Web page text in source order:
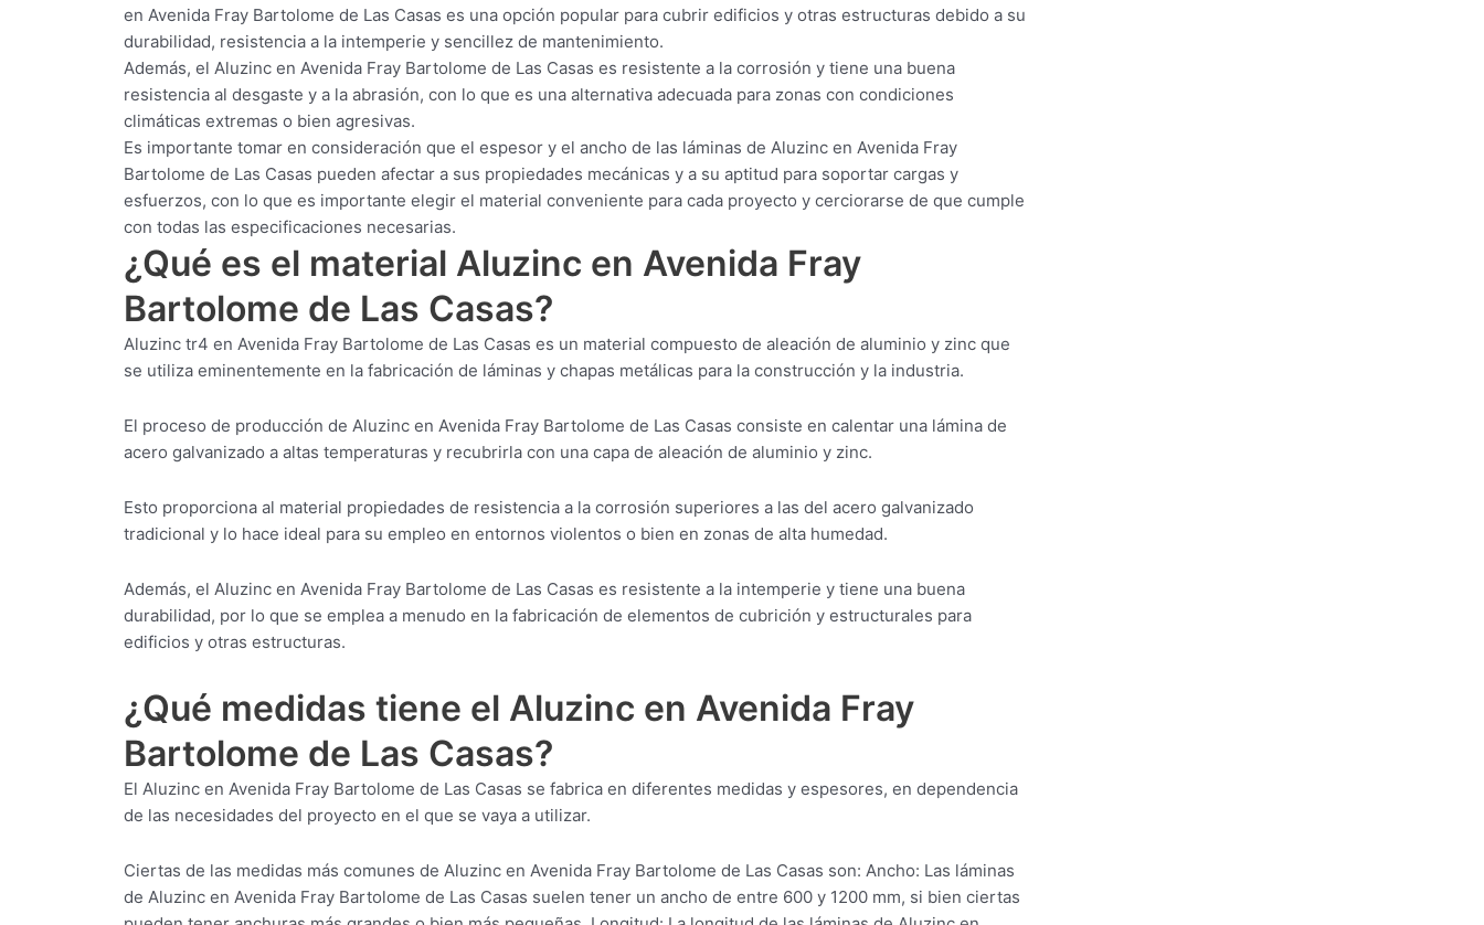
en Avenida Fray Bartolome de Las Casas es una opción popular para cubrir edificios y otras estructuras debido a su
durabilidad, resistencia a la intemperie y sencillez de mantenimiento.
Además, el Aluzinc en Avenida Fray Bartolome de Las Casas es resistente a la corrosión y tiene una buena
resistencia al desgaste y a la abrasión, con lo que es una alternativa adecuada para zonas con condiciones
climáticas extremas o bien agresivas.
Es importante tomar en consideración que el espesor y el ancho de las láminas de Aluzinc en Avenida Fray
Bartolome de Las Casas pueden afectar a sus propiedades mecánicas y a su aptitud para soportar cargas y
esfuerzos, con lo que es importante elegir el material conveniente para cada proyecto y cerciorarse de que cumple
con todas las especificaciones necesarias.
¿Qué es el material Aluzinc en Avenida Fray
Bartolome de Las Casas?
Aluzinc tr4 en Avenida Fray Bartolome de Las Casas es un material compuesto de aleación de aluminio y zinc que
se utiliza eminentemente en la fabricación de láminas y chapas metálicas para la construcción y la industria.
El proceso de producción de Aluzinc en Avenida Fray Bartolome de Las Casas consiste en calentar una lámina de
acero galvanizado a altas temperaturas y recubrirla con una capa de aleación de aluminio y zinc.
Esto proporciona al material propiedades de resistencia a la corrosión superiores a las del acero galvanizado
tradicional y lo hace ideal para su empleo en entornos violentos o bien en zonas de alta humedad.
Además, el Aluzinc en Avenida Fray Bartolome de Las Casas es resistente a la intemperie y tiene una buena
durabilidad, por lo que se emplea a menudo en la fabricación de elementos de cubrición y estructurales para
edificios y otras estructuras.
¿Qué medidas tiene el Aluzinc en Avenida Fray
Bartolome de Las Casas?
El Aluzinc en Avenida Fray Bartolome de Las Casas se fabrica en diferentes medidas y espesores, en dependencia
de las necesidades del proyecto en el que se vaya a utilizar.
Ciertas de las medidas más comunes de Aluzinc en Avenida Fray Bartolome de Las Casas son: Ancho: Las láminas
de Aluzinc en Avenida Fray Bartolome de Las Casas suelen tener un ancho de entre 600 y 1200 mm, si bien ciertas